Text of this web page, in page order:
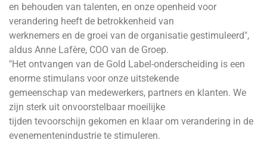
en behouden van talenten, en onze openheid voor
verandering heeft de betrokkenheid van
werknemers en de groei van de organisatie gestimuleerd",
aldus Anne Lafère, COO van de Groep.
"Het ontvangen van de Gold Label-onderscheiding is een
enorme stimulans voor onze uitstekende
gemeenschap van medewerkers, partners en klanten. We
zijn sterk uit onvoorstelbaar moeilijke
tijden tevoorschijn gekomen en klaar om verandering in de
evenementenindustrie te stimuleren.